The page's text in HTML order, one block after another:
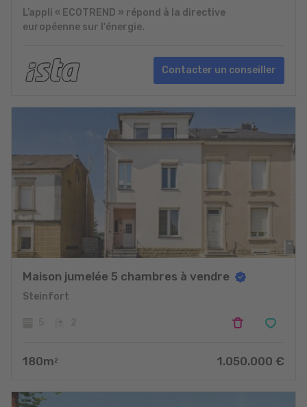
L’appli « ECOTREND » répond à la directive
européenne sur l'énergie.
Contacter un conseiller
Maison jumelée 5 chambres à vendre
Steinfort
180m 2 1.050.000 €